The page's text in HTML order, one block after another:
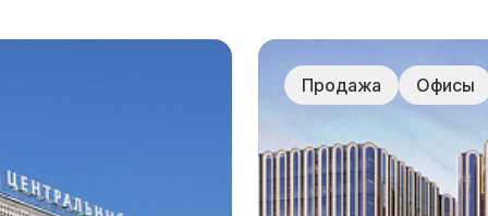
владение
Продажа Офисы